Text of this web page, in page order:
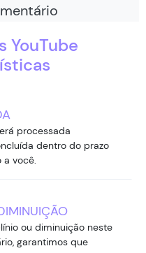
YouTube
processada
dentro do prazo
você.
ou diminuição neste
garantimos que